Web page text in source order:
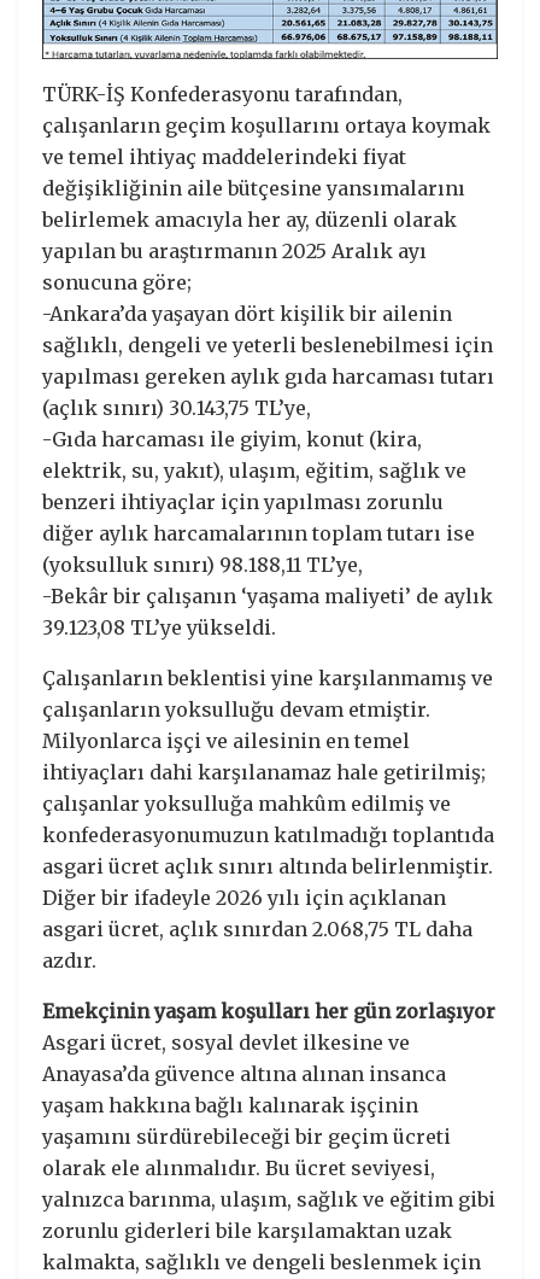
TÜRK-İŞ Konfederasyonu tarafından,
çalışanların geçim koşullarını ortaya koymak
ve temel ihtiyaç maddelerindeki fiyat
değişikliğinin aile bütçesine yansımalarını
belirlemek amacıyla her ay, düzenli olarak
yapılan bu araştırmanın 2025 Aralık ayı
sonucuna göre;
-Ankara’da yaşayan dört kişilik bir ailenin
sağlıklı, dengeli ve yeterli beslenebilmesi için
yapılması gereken aylık gıda harcaması tutarı
(açlık sınırı) 30.143,75 TL’ye,
-Gıda harcaması ile giyim, konut (kira,
elektrik, su, yakıt), ulaşım, eğitim, sağlık ve
benzeri ihtiyaçlar için yapılması zorunlu
diğer aylık harcamalarının toplam tutarı ise
(yoksulluk sınırı) 98.188,11 TL’ye,
-Bekâr bir çalışanın ‘yaşama maliyeti’ de aylık
39.123,08 TL’ye yükseldi.
Çalışanların beklentisi yine karşılanmamış ve
çalışanların yoksulluğu devam etmiştir.
Milyonlarca işçi ve ailesinin en temel
ihtiyaçları dahi karşılanamaz hale getirilmiş;
çalışanlar yoksulluğa mahkûm edilmiş ve
konfederasyonumuzun katılmadığı toplantıda
asgari ücret açlık sınırı altında belirlenmiştir.
Diğer bir ifadeyle 2026 yılı için açıklanan
asgari ücret, açlık sınırdan 2.068,75 TL daha
azdır.
Emekçinin yaşam koşulları her gün zorlaşıyor
Asgari ücret, sosyal devlet ilkesine ve
Anayasa’da güvence altına alınan insanca
yaşam hakkına bağlı kalınarak işçinin
yaşamını sürdürebileceği bir geçim ücreti
olarak ele alınmalıdır. Bu ücret seviyesi,
yalnızca barınma, ulaşım, sağlık ve eğitim gibi
zorunlu giderleri bile karşılamaktan uzak
kalmakta, sağlıklı ve dengeli beslenmek için